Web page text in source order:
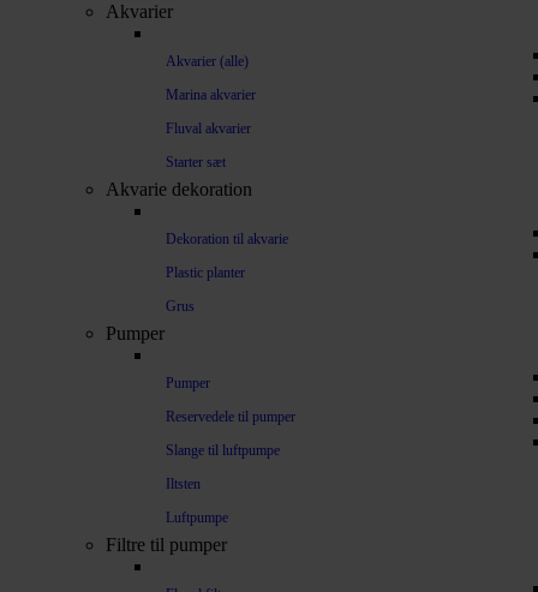
Akvarier
Akvarier (alle)
Marina akvarier
Fluval akvarier
Starter sæt
Akvarie dekoration
Dekoration til akvarie
Plastic planter
Grus
Pumper
Pumper
Reservedele til pumper
Slange til luftpumpe
Iltsten
Luftpumpe
Filtre til pumper